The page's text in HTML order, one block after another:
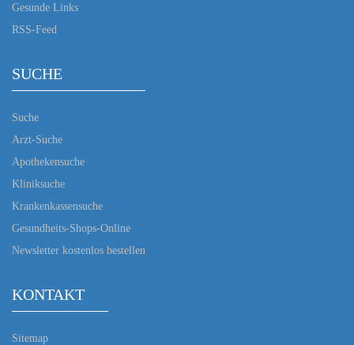
Gesunde Links
RSS-Feed
SUCHE
Suche
Arzt-Suche
Apothekensuche
Kliniksuche
Krankenkassensuche
Gesundheits-Shops-Online
Newsletter kostenlos bestellen
KONTAKT
Sitemap